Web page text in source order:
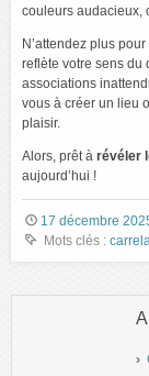
couleurs audacieux,
N’attendez plus pour
reflète votre sens du
associations
vous à créer un lieu
plaisir.
Alors, prêt à révéler
aujourd’hui !
17 décembre
Mots clés :